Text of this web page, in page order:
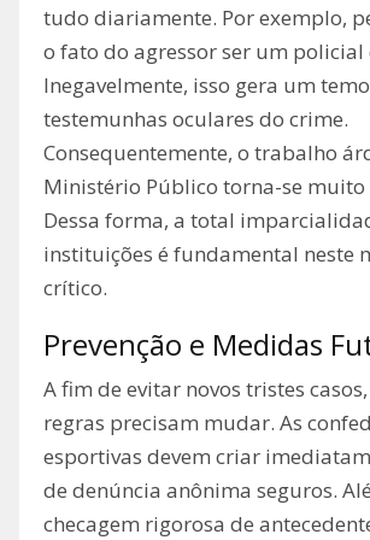
tudo diariamente. Por exemplo,
o fato do agressor ser um policial
Inegavelmente, isso gera um
testemunhas oculares do crime.
Consequentemente, o trabalho
Ministério Público torna-se
Dessa forma, a total
instituições é fundamental neste
crítico.
Prevenção e Medidas
A fim de evitar novos tristes
regras precisam mudar. As
esportivas devem criar
de denúncia anônima seguros.
checagem rigorosa de